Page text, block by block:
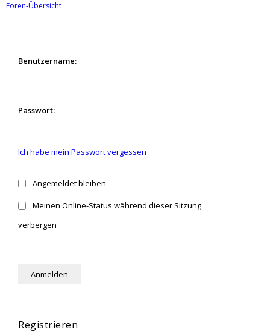
Foren-Übersicht
Benutzername:
Passwort:
Ich habe mein Passwort vergessen
Angemeldet bleiben
Meinen Online-Status während dieser Sitzung
verbergen
Registrieren